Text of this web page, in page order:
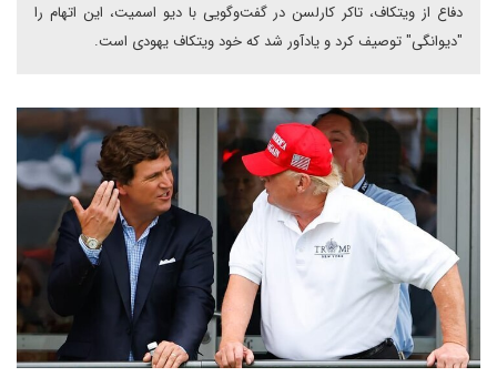
دفاع از ویتکاف، تاکر کارلسن در گفت‌وگویی با دیو اسمیت، این اتهام را
"دیوانگی" توصیف کرد و یادآور شد که خود ویتکاف یهودی است.